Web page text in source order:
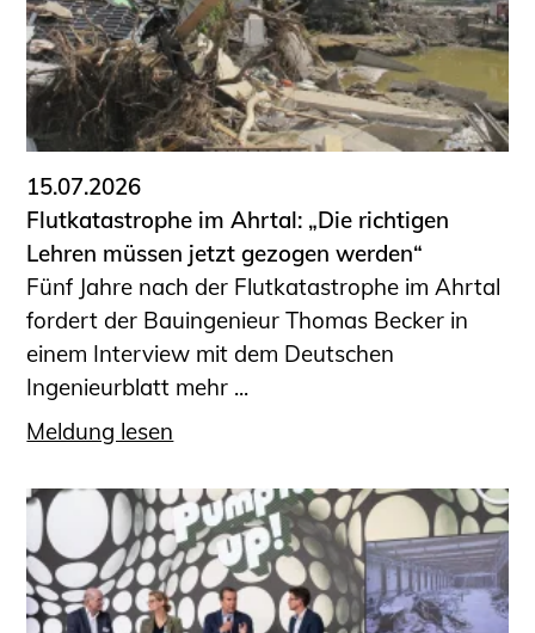
15.07.2026
Flutkatastrophe im Ahrtal: „Die richtigen
Lehren müssen jetzt gezogen werden“
Fünf Jahre nach der Flutkatastrophe im Ahrtal
fordert der Bauingenieur Thomas Becker in
einem Interview mit dem Deutschen
Ingenieurblatt mehr ...
Meldung lesen